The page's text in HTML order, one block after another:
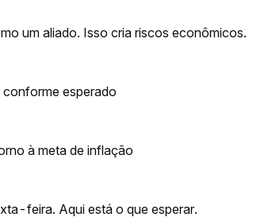
um aliado. Isso cria riscos econômicos.
esperado
à meta de inflação
feira. Aqui está o que esperar.